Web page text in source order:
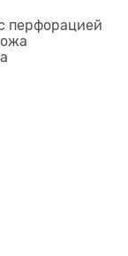
перфорацией